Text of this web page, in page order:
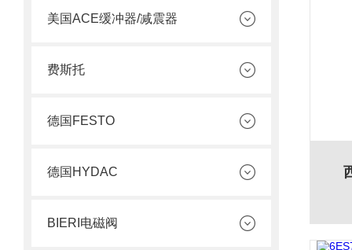
美国ACE缓冲器/减震器
费斯托
德国FESTO
德国HYDAC
BIERI电磁阀